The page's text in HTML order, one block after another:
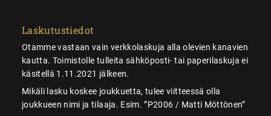
Laskutustiedot
Otamme vastaan vain verkkolaskuja alla olevien kanavien
kautta. Toimistolle tulleita sähköposti- tai paperilaskuja ei
käsitellä 1.11.2021 jälkeen.
Mikäli lasku koskee joukkuetta, tulee viitteessä olla
joukkueen nimi ja tilaaja. Esim. ”P2006 / Matti Möttönen”